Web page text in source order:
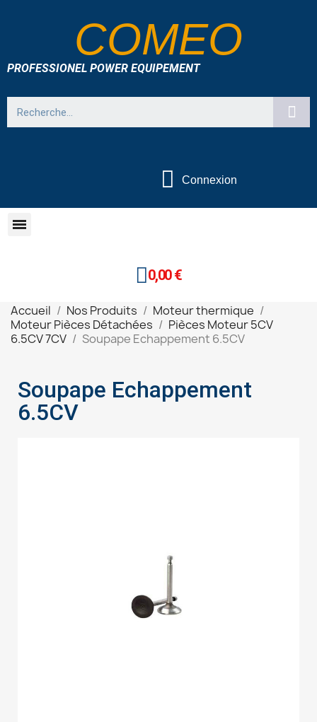
COMEO
PROFESSIONEL POWER EQUIPEMENT
Connexion
0,00 €
Accueil Nos Produits
Moteur thermique
Moteur Pièces Détachées
Pièces Moteur 5CV
6.5CV 7CV
Soupape Echappement 6.5CV
Soupape Echappement
6.5CV